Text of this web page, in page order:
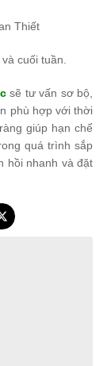
Thiết
cuối tuần.
sẽ tư vấn sơ bộ,
phù hợp với thời
giúp hạn chế
quá trình sắp
hồi nhanh và đặt